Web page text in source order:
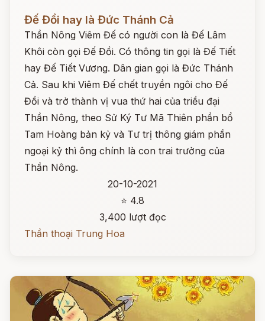
Đọc ngay
Đế Đồi hay là Đức Thánh Cả
Thần Nông Viêm Đế có người con là Đế Lâm
Khôi còn gọi Đế Đồi. Có thông tin gọi là Đế Tiết
hay Đế Tiết Vương. Dân gian gọi là Đức Thánh
Cả. Sau khi Viêm Đế chết truyền ngôi cho Đế
Đồi và trở thành vị vua thứ hai của triều đại
Thần Nông, theo Sử Ký Tư Mã Thiên phần bổ
Tam Hoàng bản kỷ và Tư trị thông giám phần
ngoại kỷ thì ông chính là con trai trưởng của
Thần Nông.
20-10-2021
⭐ 4.8
3,400 lượt đọc
Thần thoại Trung Hoa